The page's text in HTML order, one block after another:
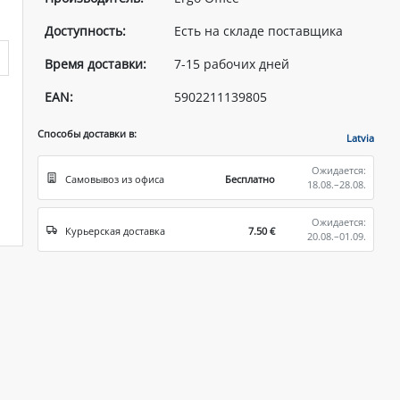
Доступность:
Есть на складе поставщика
Время доставки:
7-15 рабочих дней
EAN:
5902211139805
Способы доставки в: Latvia
Самовывоз из офиса Бесплатно
Ожидается:
18.08.–28.08.
Курьерская доставка 7.50 €
Ожидается:
20.08.–01.09.